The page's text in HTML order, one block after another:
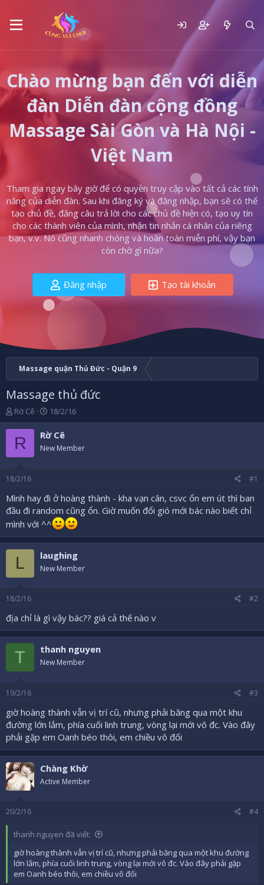
Chào mừng bạn đến với diễn
đàn Diễn đàn cộng đồng
Massage Sài Gòn và Hà Nội -
Việt Nam
Tham gia ngay bây giờ để có quyền truy cập vào tất cả các tính
năng của diễn đàn. Sau khi đăng ký và đăng nhập, bạn sẽ có thể
tạo chủ đề, đăng câu trả lời cho các chủ đề hiện có, tạo uy tín
cho các thành viên của mình, nhận tin nhắn cá nhân của riêng
bạn, v.v. Nó cũng nhanh chóng và hoàn toàn miễn phí, vậy bạn
còn chờ gì nữa?
Đăng nhập Tạo tài khoản
Massage quận Thủ Đức - Quận 9
Massage thủ đức
B
ắ
t
đ
Rờ Cê
N
g
à
b
ầ
u
18/2/16
R Rờ Cê
New Member
18/2/16 #1
Mình hay đi ở hoàng thành - kha vạn cân, csvc ổn em út thì ban
đầu đi random cũng ổn. Giờ muốn đổi gió mới bác nào biết chỉ
mình với ^^
L laughing
New Member
18/2/16 #2
địa chỉ là gì vậy bác?? giá cả thế nào v
T thanh nguyen
New Member
19/2/16 #3
giờ hoàng thành vẫn vị trí cũ, nhưng phải băng qua một khu
đường lớn lắm, phía cuối linh trung, vòng lại mới vô đc. Vào đây
phải gặp em Oanh béo thôi, em chiều vô đối
Chàng Khờ
Active Member
20/2/16 #4
thanh nguyen đã viết:
giờ hoàng thành vẫn vị trí cũ, nhưng phải băng qua một khu đường
lớn lắm, phía cuối linh trung, vòng lại mới vô đc. Vào đây phải gặp
em Oanh béo thôi, em chiều vô đối